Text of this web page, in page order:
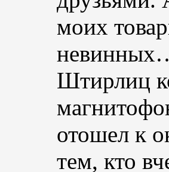
моих
Штирлиц
отошел к
тем, кто